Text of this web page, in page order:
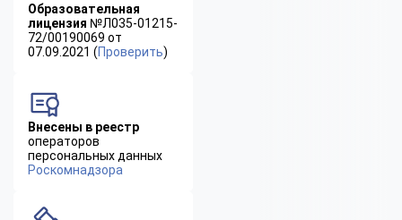
Образовательная
лицензия №Л035-01215-
72/00190069 от
07.09.2021 (Проверить)
Внесены в реестр
операторов
персональных данных
Роскомнадзора